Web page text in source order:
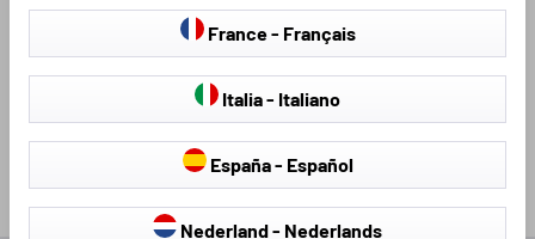
Loading...
France - Français
Italia - Italiano
España - Español
Nederland - Nederlands